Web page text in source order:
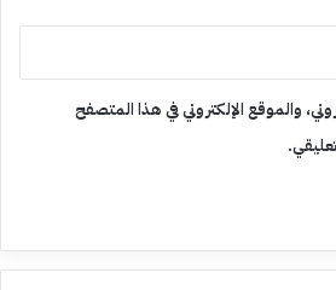
والموقع الإلكتروني في هذا المتصفح